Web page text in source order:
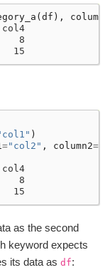
( df ), column
col4
8
15
)
="col2" , column2=
col4
8
15
as the second
keyword expects
its data as df: